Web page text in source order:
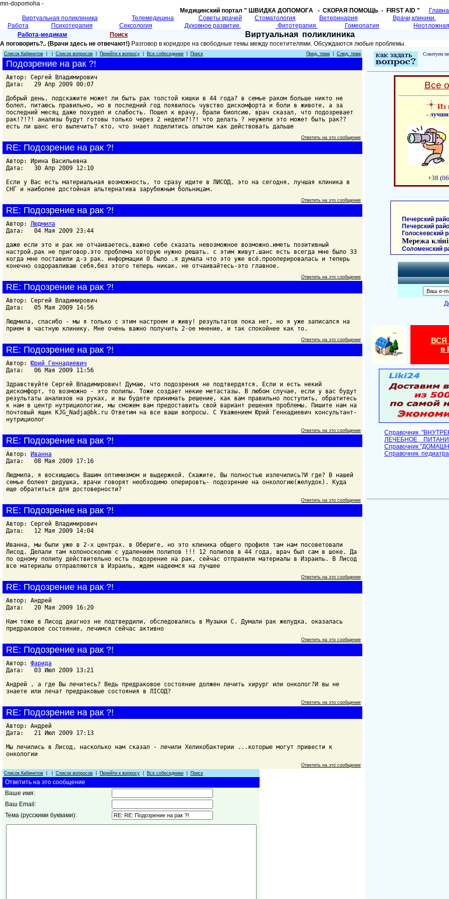
mn-dopomoha -
Медицинский портал " ШВИДКА ДОПОМОГA - СКОРАЯ ПОМОЩЬ - FIRST AID "
Виртуальная поликлиника
Телемедицина Советы врачей Cтоматология Ветеринария
Врачи,клиники.
Работа
Психотерапия Сексология Духовное развитие. Фитотерапия Гомеопатия
Работа-медикам
Поиск Виртуальная поликлиника
А поговорить?.. (Врачи здесь не отвечают!) Разговор в коридоре на свободные темы между посетителями. Обсуждаются любые проблемы.
Список Кабинетов Список вопросов Перейти к вопросу Все собеседники Поиск Пред. тема След. тема
Подозрение на рак ?!
Автор: Сергей Владимирович
Дата: 29 Апр 2009 00:07
Добрый день, подскажите может ли быть рак толстой кишки в 44 года? в семье раком больше никто не
болел, питаюсь правильно, но в последний год появилось чувство дискомфорта и боли в животе, а за
последний месяц даже похудел и слабость. Пошел к врачу, брали биопсию, врач сказал, что подозревает
рак!?!?! анализы будут готовы только через 2 недели?!?! что делать ? неужели это может быть рак??
есть ли шанс его вылечить? кто, что знает поделитись опытом как действовать дальше
Ответить на это сообщение
RE: Подозрение на рак ?!
Автор: Ирина Васильевна
Дата: 30 Апр 2009 12:10
Если у Вас есть материальная возможность, то сразу идите в ЛИСОД, это на сегодня, лучшая клиника в
СНГ и наиболее достойная альтернатива зарубежным больницам.
Ответить на это сообщение
RE: Подозрение на рак ?!
Автор: Людмила
Дата: 04 Мая 2009 23:44
даже если это и рак не отчаиваетесь.важно себе сказать невозможное возможно.иметь позитивный
настрой.рак не приговор.это проблема которую нужно решать. с этим живут.шанс есть всегда мне было 33
когда мне поставили д-з рак. информации 0 было .я думала что это уже всё.прооперировалась и теперь
конечно оздоравливаю себя,без этого теперь никак. не отчаивайтесь-это главное.
Ответить на это сообщение
RE: Подозрение на рак ?!
Автор: Сергей Владимирович
Дата: 05 Мая 2009 14:56
Людмила, спасибо - мы я только с этим настроем и живу! результатов пока нет, но я уже записался на
прием в частную клинику. Мне очень важно получить 2-ое мнение, и так спокойнее как то.
Ответить на это сообщение
RE: Подозрение на рак ?!
Автор: Юрий Геннадиевич
Дата: 06 Мая 2009 11:56
Здравствуйте Сергей Владимирович! Думаю, что подозрения не подтвердятся. Если и есть некий
дискомфорт, то возможно - это полипы. Тоже создает некие метастазы. В любом случае, если у вас будут
результаты анализов на руках, и вы будете принимать решение, как вам правильно поступить, обратитесь
к нам в центр нутрициологии, мы сможем вам предоставить свой вариант решения проблемы. Пишите нам на
почтовый ящик KJG_Nadja@bk.ru Ответим на все ваши вопросы. С Уважением Юрий Геннадиевич консультант-
нутрициолог
Ответить на это сообщение
RE: Подозрение на рак ?!
Автор:
Иванна
Дата: 08 Мая 2009 17:16
Людмила, я восхищаюсь Вашим оптимизмом и выдержкой. Скажите, Вы полностью излечились?И где? В нашей
семье болеет дедушка, врачи говорят необходимо оперировть- подозрение на онкологию(желудок). Куда
еще обратиться для достоверности?
Ответить на это сообщение
RE: Подозрение на рак ?!
Автор: Сергей Владимирович
Дата: 12 Мая 2009 14:04
Иванна, мы были уже в 2-х центрах. в Обериге, но это клиника общего профиля там нам посоветовали
Лисод. Делали там колоноскопию с удалением полипов !!! 12 полипов в 44 года, врач был сам в шоке. Да
по одному полипу действительно есть подозрение на рак, сейчас отправили материалы в Израиль. В Лисод
все материалы отправляются в Израиль, ждем надеемся на лучшее
Ответить на это сообщение
RE: Подозрение на рак ?!
Автор: Андрей
Дата: 20 Мая 2009 16:20
Нам тоже в Лисод диагноз не подтвердили, обследовались в Музыки С. Думали рак желудка, оказалась
предраковое состояние, лечимся сейчас активно
Ответить на это сообщение
RE: Подозрение на рак ?!
Автор: Фарида
Дата: 03 Июл 2009 13:21
Андрей , а где Вы лечитесь? Ведь предраковое состояние должен лечить хирург или онколог?И вы не
знаете или лечат предраковые состояния в ЛІСОД?
Ответить на это сообщение
RE: Подозрение на рак ?!
Автор: Андрей
Дата: 21 Июл 2009 17:13
Мы лечились в Лисод, насколько нам сказал - лечили Хеликобактерии ...которые могут привести к
онкологии
Ответить на это сообщение
Список Кабинетов
Список вопросов Перейти к вопросу Все собеседники Поиск
Ответить на это сообщение
Ваше имя:
Ваш Email:
Тема (русскими буквами):
Советуем
Все
Из
-
+38
Печерский
Печерский
Голосеевский
Мережа
Соломенский
в
Справочник
ЛЕЧЕБНОЕ
Cправочник
Справочник